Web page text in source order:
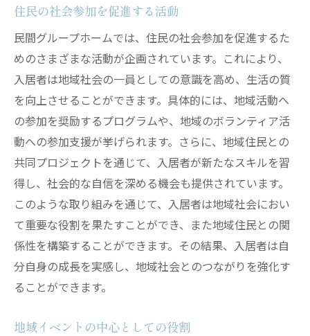
住民の社会参加を促進する活動
民間グループホームでは、住民の社会参加を促進するた
めのさまざまな活動が企画されています。これにより、
入居者は地域社会の一員としての意識を高め、生活の質
を向上させることができます。具体的には、地域活動へ
の参加を奨励するプログラムや、地域のボランティア活
動への参加支援が挙げられます。さらに、地域住民との
共同プロジェクトを通じて、入居者が新たなスキルを習
得し、社会的な自信を深める機会も提供されています。
このような取り組みを通じて、入居者は地域社会におい
て重要な役割を果たすことができ、また地域住民との関
係性を構築することができます。その結果、入居者は自
分自身の成長を実感し、地域社会とのつながりを強化す
ることができます。
地域イベントの中心としての役割